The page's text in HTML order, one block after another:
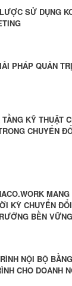
SỬ DỤNG
PHÁP QUẢN
KỸ THUẬT
CHUYỂN
KỲ CHUYỂN
BỀN
NỘI BỘ
CHO DOANH